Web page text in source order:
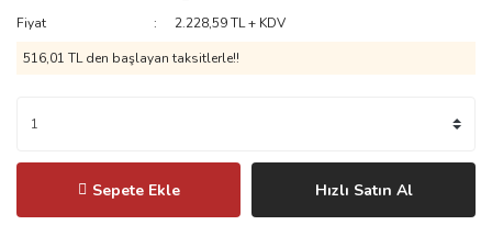
Fiyat
2.228,59 TL + KDV
516,01 TL den başlayan taksitlerle!!
Sepete Ekle Hızlı Satın Al